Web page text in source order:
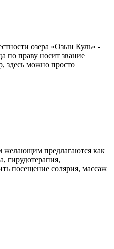
озера «Озын Куль» -
по праву носит звание
здесь можно просто
желающим предлагаются как
гирудотерапия,
посещение солярия, массаж